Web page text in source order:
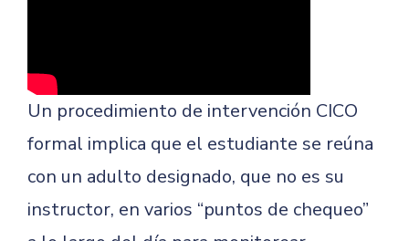
Un procedimiento de intervención CICO
formal implica que el estudiante se reúna
con un adulto designado, que no es su
instructor, en varios “puntos de chequeo”